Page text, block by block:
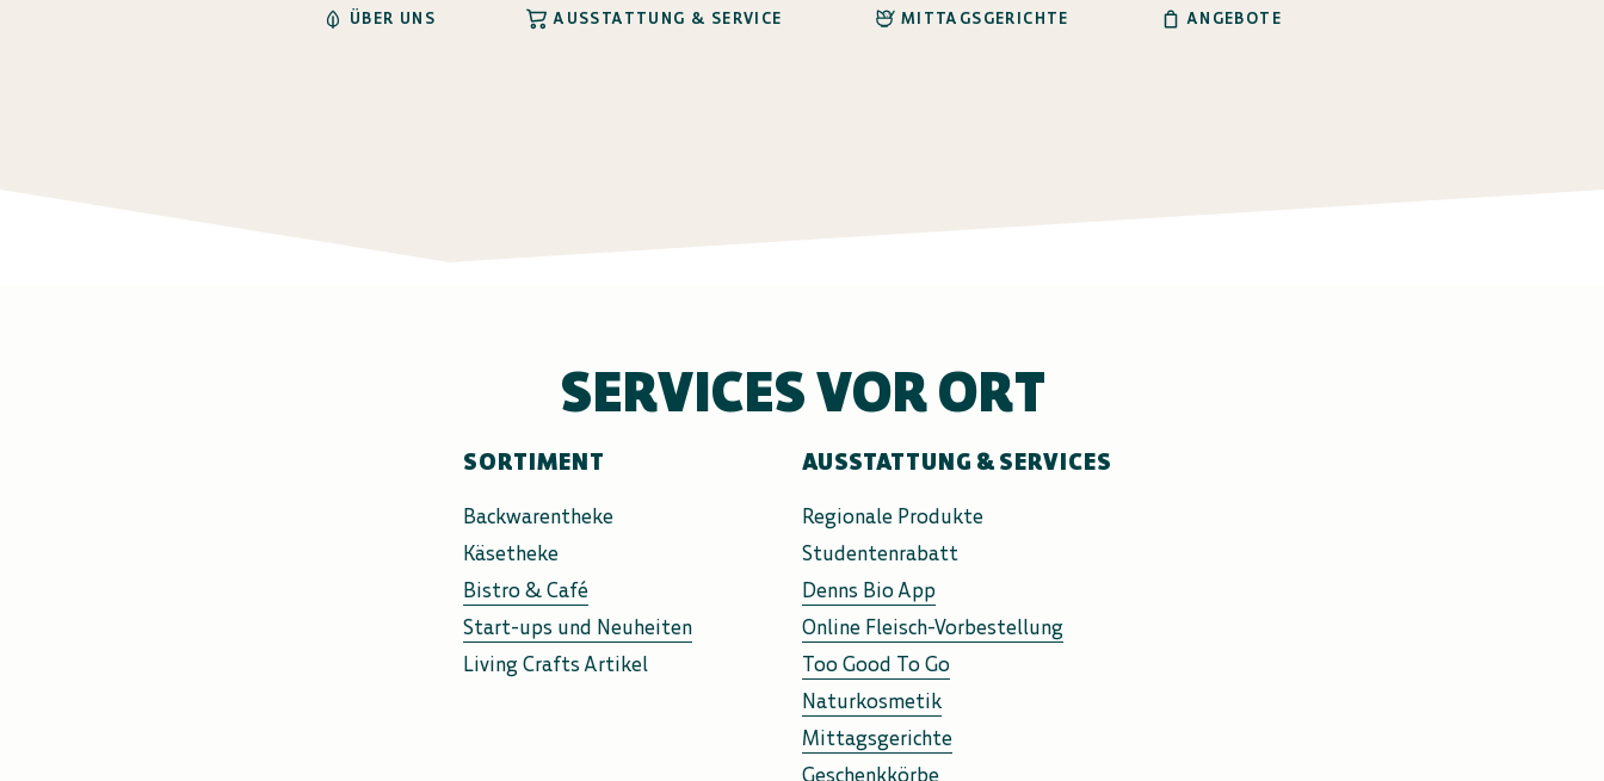
ÜBER UNS AUSSTATTUNG & SERVICE MITTAGSGERICHTE ANGEBOTE
SERVICES VOR ORT
SORTIMENT
Backwarentheke
Käsetheke
Bistro & Café
Start-ups und Neuheiten
Living Crafts Artikel
AUSSTATTUNG & SERVICES
Regionale Produkte
Studentenrabatt
Denns Bio App
Online Fleisch-Vorbestellung
Too Good To Go
Naturkosmetik
Mittagsgerichte
Geschenkkörbe